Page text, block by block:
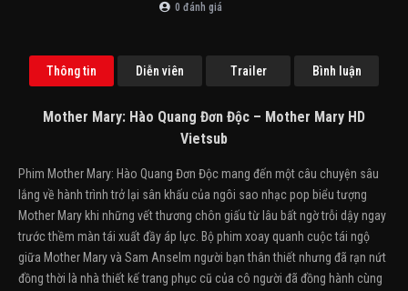
0 đánh giá
Thông tin Diễn viên Trailer Bình luận
Mother Mary: Hào Quang Đơn Độc – Mother Mary HD
Vietsub
Phim Mother Mary: Hào Quang Đơn Độc mang đến một câu chuyện sâu
lắng về hành trình trở lại sân khấu của ngôi sao nhạc pop biểu tượng
Mother Mary khi những vết thương chôn giấu từ lâu bất ngờ trỗi dậy ngay
trước thềm màn tái xuất đầy áp lực. Bộ phim xoay quanh cuộc tái ngộ
giữa Mother Mary và Sam Anselm người bạn thân thiết nhưng đã rạn nứt
đồng thời là nhà thiết kế trang phục cũ của cô người đã đồng hành cùng